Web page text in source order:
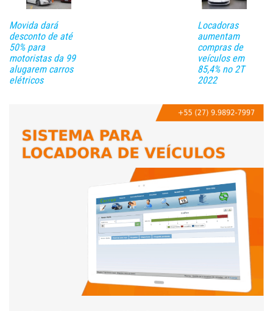
Movida dará
desconto de até
50% para
motoristas da 99
alugarem carros
elétricos
Locadoras
aumentam
compras de
veículos em
85,4% no 2T
2022